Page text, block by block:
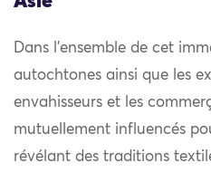
Dans l’ensemble de cet
autochtones ainsi que les
envahisseurs et les
mutuellement influencés
révélant des traditions